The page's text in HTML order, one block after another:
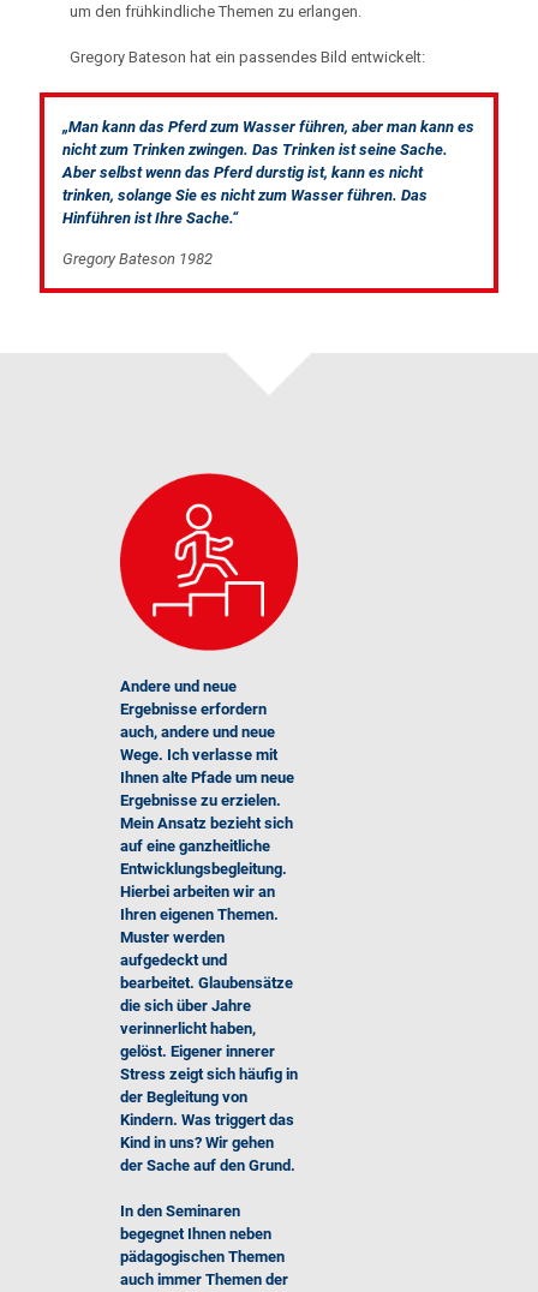
um den frühkindliche Themen zu erlangen.
Gregory Bateson hat ein passendes Bild entwickelt:
„Man kann das Pferd zum Wasser führen, aber man kann es
nicht zum Trinken zwingen. Das Trinken ist seine Sache.
Aber selbst wenn das Pferd durstig ist, kann es nicht
trinken, solange Sie es nicht zum Wasser führen. Das
Hinführen ist Ihre Sache.“
Gregory Bateson 1982
Andere und neue
Ergebnisse erfordern
auch, andere und neue
Wege. Ich verlasse mit
Ihnen alte Pfade um neue
Ergebnisse zu erzielen.
Mein Ansatz bezieht sich
auf eine ganzheitliche
Entwicklungsbegleitung.
Hierbei arbeiten wir an
Ihren eigenen Themen.
Muster werden
aufgedeckt und
bearbeitet. Glaubensätze
die sich über Jahre
verinnerlicht haben,
gelöst. Eigener innerer
Stress zeigt sich häufig in
der Begleitung von
Kindern. Was triggert das
Kind in uns? Wir gehen
der Sache auf den Grund.
In den Seminaren
begegnet Ihnen neben
pädagogischen Themen
auch immer Themen der